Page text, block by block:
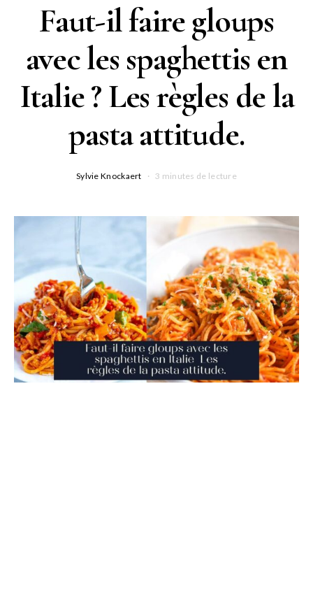
Faut-il faire gloups
avec les spaghettis en
Italie ? Les règles de la
pasta attitude.
Sylvie Knockaert 3 minutes de lecture